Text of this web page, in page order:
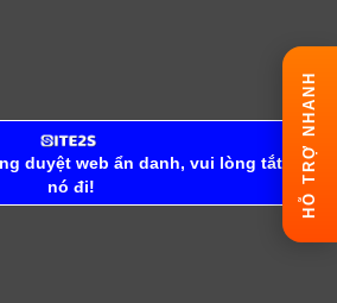
HỖ TRỢ NHANH